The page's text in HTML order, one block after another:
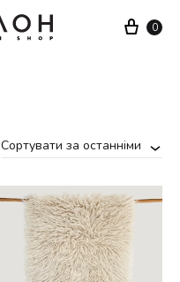
Cart
0
Сортувати за останніми